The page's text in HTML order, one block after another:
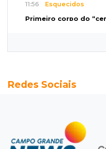
11:56 Esquecidos
Primeiro corpo do
que prefeito agride
Mãe narra
antes de bebê
Redes Sociais